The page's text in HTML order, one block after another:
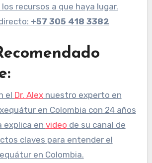
recursos a que haya lugar.
+57 305 418 3382
el Dr. Alexnuestro experto en
en Colombia con 24 años
explica en video de su canal de
claves para entender el
en Colombia.